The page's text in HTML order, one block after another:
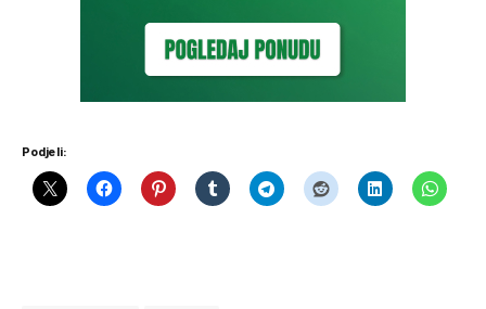
Podjeli: